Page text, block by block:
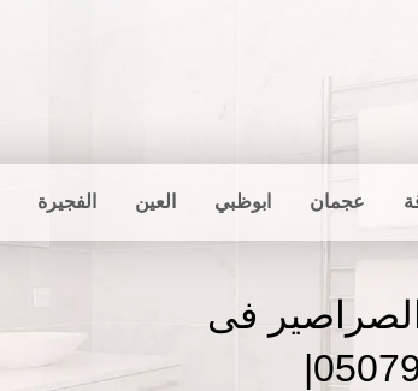
عجمان ابوظبي العين الفجيرة
فى